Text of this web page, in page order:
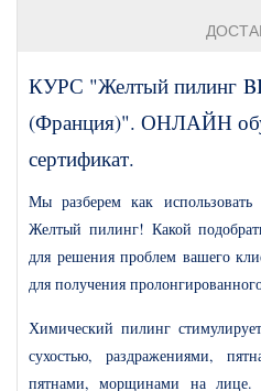
КУРС "Желтый пилинг
(Франция)". ОНЛАЙН
сертификат.
Мы разберем как
Желтый пилинг! Какой
для решения проблем вашего
для получения
Химический пилинг
сухостью, раздражениями,
пятнами, морщинами на лице.